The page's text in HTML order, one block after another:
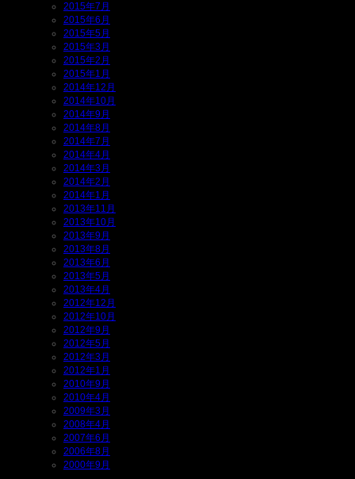
2015年7月
2015年6月
2015年5月
2015年3月
2015年2月
2015年1月
2014年12月
2014年10月
2014年9月
2014年8月
2014年7月
2014年4月
2014年3月
2014年2月
2014年1月
2013年11月
2013年10月
2013年9月
2013年8月
2013年6月
2013年5月
2013年4月
2012年12月
2012年10月
2012年9月
2012年5月
2012年3月
2012年1月
2010年9月
2010年4月
2009年3月
2008年4月
2007年6月
2006年8月
2000年9月